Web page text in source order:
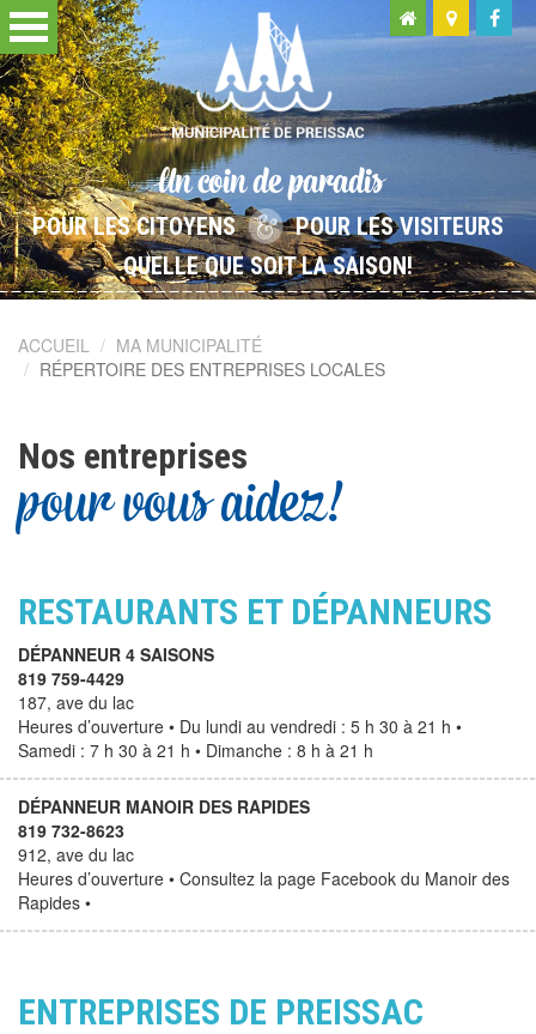
Un coin de paradis
POUR LES CITOYENS
POUR LES VISITEURS
QUELLE QUE SOIT LA SAISON!
ACCUEIL
MA MUNICIPALITÉ
RÉPERTOIRE DES ENTREPRISES LOCALES
Nos entreprises
pour vous aidez!
RESTAURANTS ET DÉPANNEURS
DÉPANNEUR 4 SAISONS
819 759-4429
187, ave du lac
Heures d’ouverture • Du lundi au vendredi : 5 h 30 à 21 h •
Samedi : 7 h 30 à 21 h • Dimanche : 8 h à 21 h
DÉPANNEUR MANOIR DES RAPIDES
819 732-8623
912, ave du lac
Heures d’ouverture • Consultez la page Facebook du Manoir des
Rapides •
ENTREPRISES DE PREISSAC